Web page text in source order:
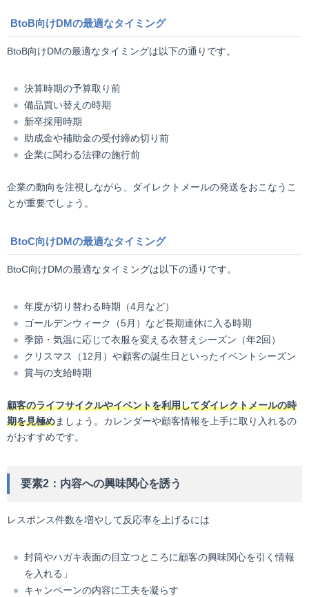
BtoB向けDMの最適なタイミング
BtoB向けDMの最適なタイミングは以下の通りです。
決算時期の予算取り前
備品買い替えの時期
新卒採用時期
助成金や補助金の受付締め切り前
企業に関わる法律の施行前
企業の動向を注視しながら、ダイレクトメールの発送をおこなうこ
とが重要でしょう。
BtoC向けDMの最適なタイミング
BtoC向けDMの最適なタイミングは以下の通りです。
年度が切り替わる時期（4月など）
ゴールデンウィーク（5月）など長期連休に入る時期
季節・気温に応じて衣服を変える衣替えシーズン（年2回）
クリスマス（12月）や顧客の誕生日といったイベントシーズン
賞与の支給時期
顧客のライフサイクルやイベントを利用してダイレクトメールの時
期を見極めましょう。カレンダーや顧客情報を上手に取り入れるの
がおすすめです。
要素2：内容への興味関心を誘う
レスポンス件数を増やして反応率を上げるには
封筒やハガキ表面の目立つところに顧客の興味関心を引く情報
を入れる」
キャンペーンの内容に工夫を凝らす